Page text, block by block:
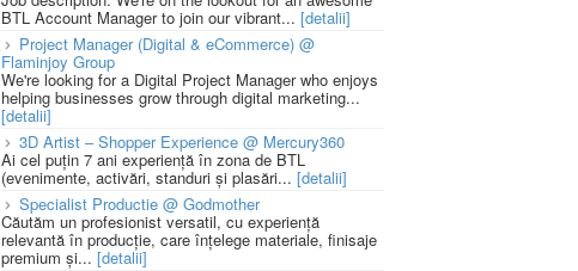
BTL Account Manager to join our vibrant... [detalii]
Project Manager (Digital & eCommerce) @
Flaminjoy Group
We're looking for a Digital Project Manager who enjoys
helping businesses grow through digital marketing...
[detalii]
3D Artist – Shopper Experience @ Mercury360
Ai cel puțin 7 ani experiență în zona de BTL
(evenimente, activări, standuri și plasări... [detalii]
Specialist Productie @ Godmother
Căutăm un profesionist versatil, cu experiență
relevantă în producție, care înțelege materiale, finisaje
premium și... [detalii]